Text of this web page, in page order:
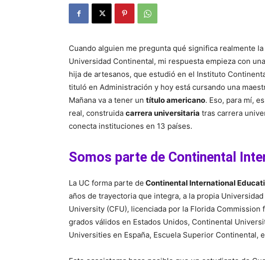
Cuando alguien me pregunta qué significa realmente la
Universidad Continental, mi respuesta empieza con
hija de artesanos, que estudió en el Instituto
tituló en Administración y hoy está cursando una
Mañana va a tener un título americano. Eso, para mí,
real, construida carrera universitaria tras carrera
conecta instituciones en 13 países.
Somos parte de Continental
La UC forma parte de Continental International
años de trayectoria que integra, a la propia
University (CFU), licenciada por la Florida
grados válidos en Estados Unidos, Continental
Universities en España, Escuela Superior Continental,